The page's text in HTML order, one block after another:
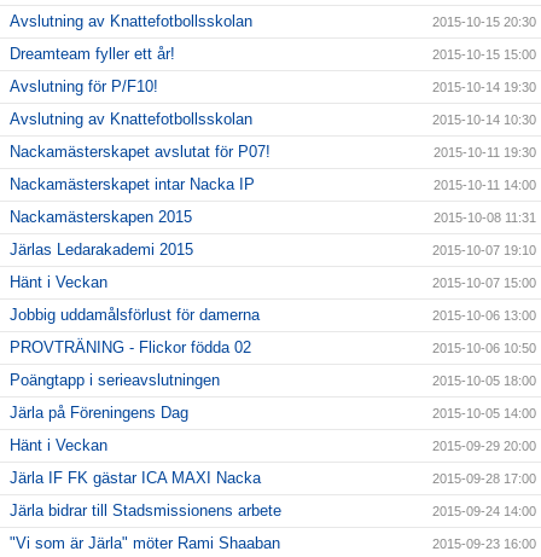
Avslutning av Knattefotbollsskolan 2015-10-15 20:30
Dreamteam fyller ett år! 2015-10-15 15:00
Avslutning för P/F10! 2015-10-14 19:30
Avslutning av Knattefotbollsskolan 2015-10-14 10:30
Nackamästerskapet avslutat för P07! 2015-10-11 19:30
Nackamästerskapet intar Nacka IP 2015-10-11 14:00
Nackamästerskapen 2015 2015-10-08 11:31
Järlas Ledarakademi 2015 2015-10-07 19:10
Hänt i Veckan 2015-10-07 15:00
Jobbig uddamålsförlust för damerna 2015-10-06 13:00
PROVTRÄNING - Flickor födda 02 2015-10-06 10:50
Poängtapp i serieavslutningen 2015-10-05 18:00
Järla på Föreningens Dag 2015-10-05 14:00
Hänt i Veckan 2015-09-29 20:00
Järla IF FK gästar ICA MAXI Nacka 2015-09-28 17:00
Järla bidrar till Stadsmissionens arbete 2015-09-24 14:00
"Vi som är Järla" möter Rami Shaaban 2015-09-23 16:00